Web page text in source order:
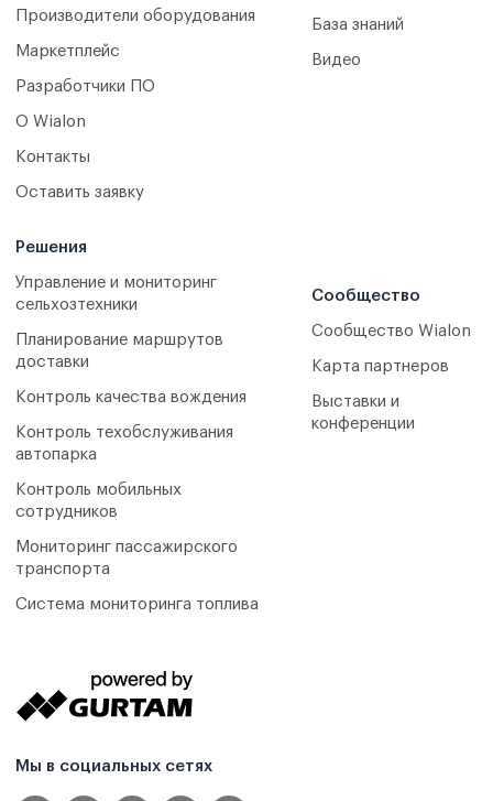
Производители оборудования
Маркетплейс
Разработчики ПО
О Wialon
Контакты
Оставить заявку
Решения
Управление и мониторинг
сельхозтехники
Планирование маршрутов
доставки
Контроль качества вождения
Контроль техобслуживания
автопарка
Контроль мобильных
сотрудников
Мониторинг пассажирского
транспорта
Система мониторинга топлива
База знаний
Видео
Сообщество
Сообщество Wialon
Карта партнеров
Выставки и
конференции
Мы в социальных сетях